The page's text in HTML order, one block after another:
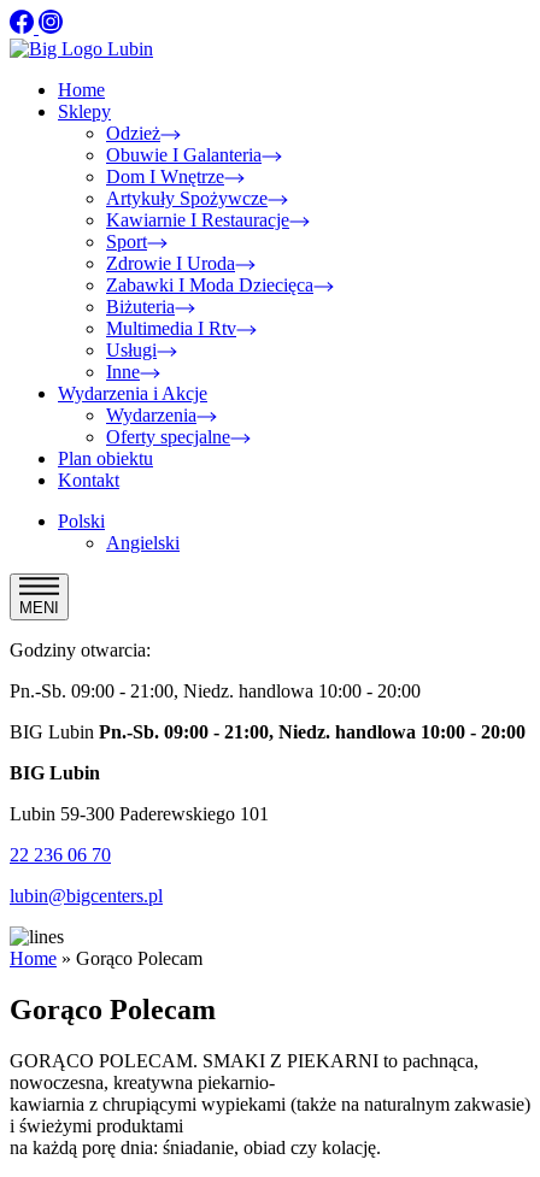
Home
Sklepy
Odzież
Obuwie I Galanteria
Dom I Wnętrze
Artykuły Spożywcze
Kawiarnie I Restauracje
Sport
Zdrowie I Uroda
Zabawki I Moda Dziecięca
Biżuteria
Multimedia I Rtv
Usługi
Inne
Wydarzenia i Akcje
Wydarzenia
Oferty specjalne
Plan obiektu
Kontakt
Polski
Angielski
MENI
Godziny otwarcia:
Pn.-Sb. 09:00 - 21:00, Niedz. handlowa 10:00 - 20:00
BIG Lubin Pn.-Sb. 09:00 - 21:00, Niedz. handlowa 10:00 - 20:00
BIG Lubin
Lubin 59-300 Paderewskiego 101
22 236 06 70
lubin@bigcenters.pl
Home » Gorąco Polecam
Gorąco Polecam
GORĄCO POLECAM. SMAKI Z PIEKARNI to pachnąca,
nowoczesna, kreatywna piekarnio-
kawiarnia z chrupiącymi wypiekami (także na naturalnym zakwasie)
i świeżymi produktami
na każdą porę dnia: śniadanie, obiad czy kolację.